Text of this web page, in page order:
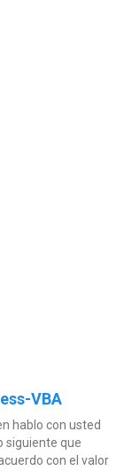
VBA
hablo con usted
siguiente que
con el valor